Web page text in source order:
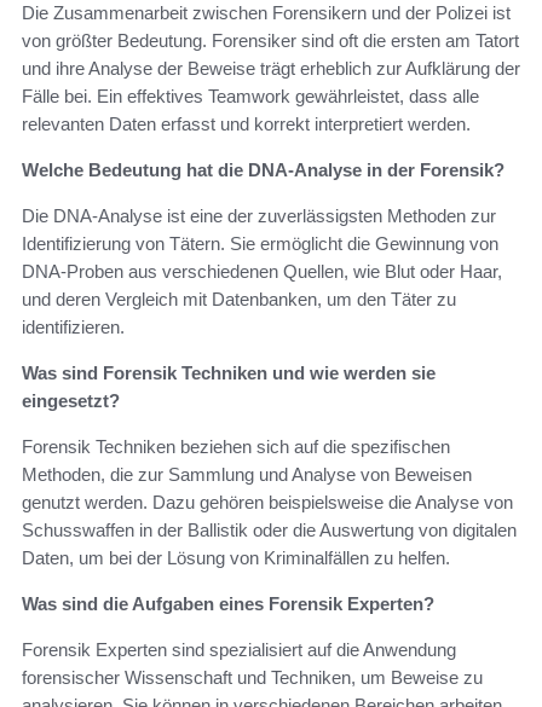
Die Zusammenarbeit zwischen Forensikern und der Polizei ist
von größter Bedeutung. Forensiker sind oft die ersten am Tatort
und ihre Analyse der Beweise trägt erheblich zur Aufklärung der
Fälle bei. Ein effektives Teamwork gewährleistet, dass alle
relevanten Daten erfasst und korrekt interpretiert werden.
Welche Bedeutung hat die DNA-Analyse in der Forensik?
Die DNA-Analyse ist eine der zuverlässigsten Methoden zur
Identifizierung von Tätern. Sie ermöglicht die Gewinnung von
DNA-Proben aus verschiedenen Quellen, wie Blut oder Haar,
und deren Vergleich mit Datenbanken, um den Täter zu
identifizieren.
Was sind Forensik Techniken und wie werden sie
eingesetzt?
Forensik Techniken beziehen sich auf die spezifischen
Methoden, die zur Sammlung und Analyse von Beweisen
genutzt werden. Dazu gehören beispielsweise die Analyse von
Schusswaffen in der Ballistik oder die Auswertung von digitalen
Daten, um bei der Lösung von Kriminalfällen zu helfen.
Was sind die Aufgaben eines Forensik Experten?
Forensik Experten sind spezialisiert auf die Anwendung
forensischer Wissenschaft und Techniken, um Beweise zu